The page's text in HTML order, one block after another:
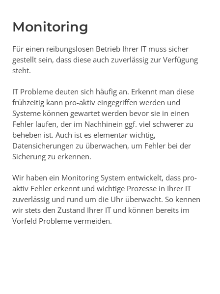
Monitoring
Für einen reibungslosen Betrieb Ihrer IT muss sicher
gestellt sein, dass diese auch zuverlässig zur Verfügung
steht.
IT Probleme deuten sich häufig an. Erkennt man diese
frühzeitig kann pro-aktiv eingegriffen werden und
Systeme können gewartet werden bevor sie in einen
Fehler laufen, der im Nachhinein ggf. viel schwerer zu
beheben ist. Auch ist es elementar wichtig,
Datensicherungen zu überwachen, um Fehler bei der
Sicherung zu erkennen.
Wir haben ein Monitoring System entwickelt, dass pro-
aktiv Fehler erkennt und wichtige Prozesse in Ihrer IT
zuverlässig und rund um die Uhr überwacht. So kennen
wir stets den Zustand Ihrer IT und können bereits im
Vorfeld Probleme vermeiden.